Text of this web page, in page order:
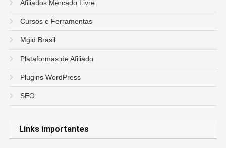
Afiliados Mercado Livre
Cursos e Ferramentas
Mgid Brasil
Plataformas de Afiliado
Plugins WordPress
SEO
Links importantes